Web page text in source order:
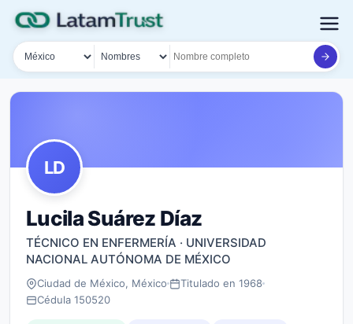
País
Tipo de búsqueda
Nombre o documento
LD
Lucila Suárez Díaz
TÉCNICO EN ENFERMERÍA · UNIVERSIDAD
NACIONAL AUTÓNOMA DE MÉXICO
Ciudad de México, México
Titulado en 1968
Cédula 150520